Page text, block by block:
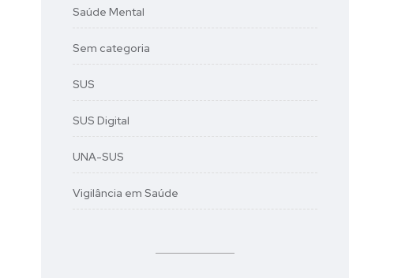
Saúde Mental
Sem categoria
SUS
SUS Digital
UNA-SUS
Vigilância em Saúde